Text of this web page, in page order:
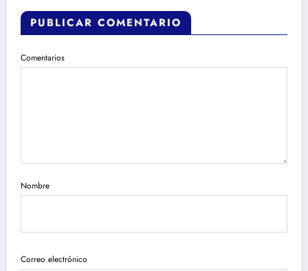
PUBLICAR COMENTARIO
Comentarios
Nombre
Correo electrónico